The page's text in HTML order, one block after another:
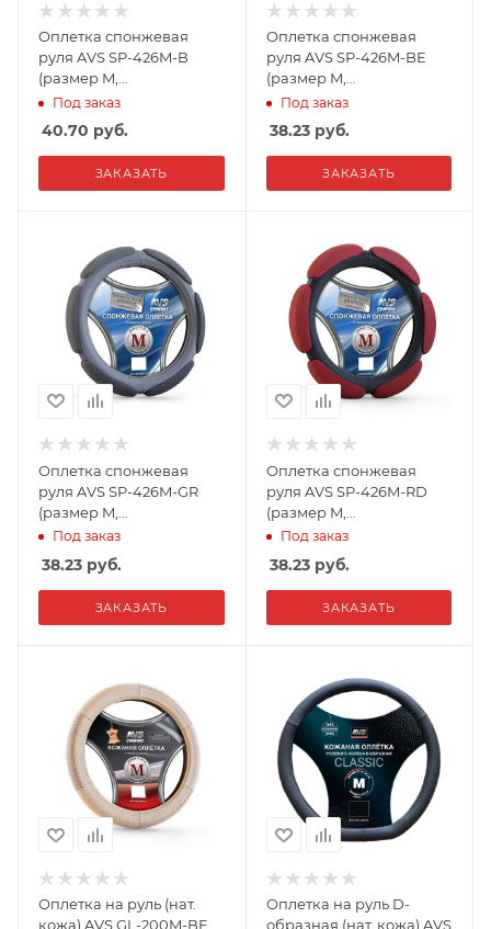
Оплетка спонжевая
руля AVS SP-426M-B
(размер M,
черная),Россия
Под заказ
40.70 руб.
ЗАКАЗАТЬ
Оплетка спонжевая
руля AVS SP-426M-BE
(размер M,
бежевый),Россия
Под заказ
38.23руб.
ЗАКАЗАТЬ
Оплетка спонжевая
руля AVS SP-426M-GR
(размер M,
серая),Россия
Под заказ
38.23 руб.
ЗАКАЗАТЬ
Оплетка спонжевая
руля AVS SP-426M-RD
(размер M,
красный),Россия
Под заказ
38.23руб.
ЗАКАЗАТЬ
Оплетка на руль (нат.
кожа) AVS GL-200M-BE
Оплетка на руль D-
образная (нат. кожа) AVS